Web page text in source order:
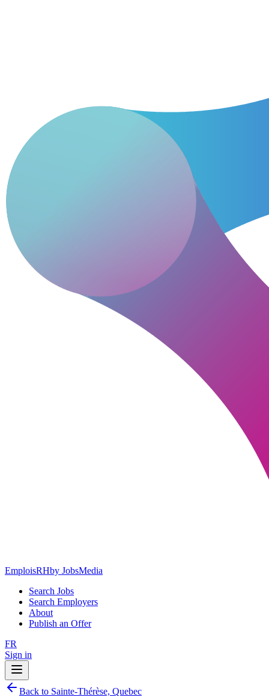
EmploisRHby JobsMedia
Search Jobs
Search Employers
About
Publish an Offer
FR
Sign in
Back to Sainte-Thérèse, Quebec